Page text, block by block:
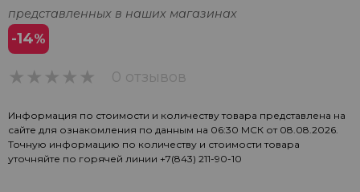
представленных в наших магазинах
-14%
0 отзывов
Информация по стоимости и количеству товара представлена на
сайте для ознакомления по данным на 06:30 МСК от 08.08.2026.
Точную информацию по количеству и стоимости товара
уточняйте по горячей линии +7(843) 211-90-10